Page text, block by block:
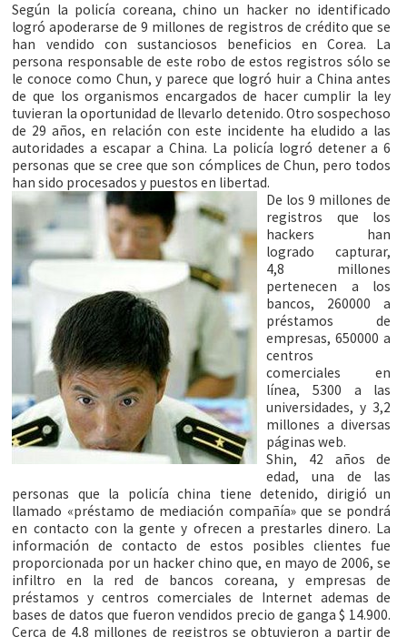
Según la policía coreana, chino un hacker no identificado
logró apoderarse de 9 millones de registros de crédito que se
han vendido con sustanciosos beneficios en Corea. La
persona responsable de este robo de estos registros sólo se
le conoce como Chun, y parece que logró huir a China antes
de que los organismos encargados de hacer cumplir la ley
tuvieran la oportunidad de llevarlo detenido. Otro sospechoso
de 29 años, en relación con este incidente ha eludido a las
autoridades a escapar a China. La policía logró detener a 6
personas que se cree que son cómplices de Chun, pero todos
han sido procesados y puestos en libertad.
De los 9 millones de
registros que los
hackers han
logrado capturar,
4,8 millones
pertenecen a los
bancos, 260000 a
préstamos de
empresas, 650000 a
centros
comerciales en
línea, 5300 a las
universidades, y 3,2
millones a diversas
páginas web.
Shin, 42 años de
edad, una de las
personas que la policía china tiene detenido, dirigió un
llamado «préstamo de mediación compañía» que se pondrá
en contacto con la gente y ofrecen a prestarles dinero. La
información de contacto de estos posibles clientes fue
proporcionada por un hacker chino que, en mayo de 2006, se
infiltro en la red de bancos coreana, y empresas de
préstamos y centros comerciales de Internet ademas de
bases de datos que fueron vendidos precio de ganga $ 14.900.
Cerca de 4,8 millones de registros se obtuvieron a partir de